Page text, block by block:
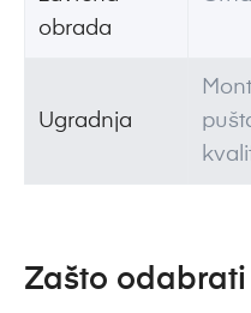
obrada
Ugradnja
Zašto